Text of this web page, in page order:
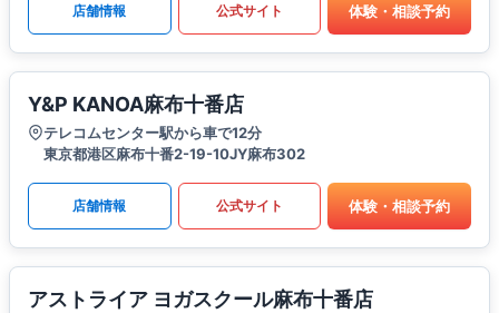
店舗情報 公式サイト 体験・相談予約
Y&P KANOA麻布十番店
テレコムセンター駅から車で12分
東京都港区麻布十番2-19-10JY麻布302
店舗情報 公式サイト 体験・相談予約
アストライア ヨガスクール麻布十番店